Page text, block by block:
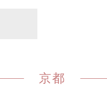
京都